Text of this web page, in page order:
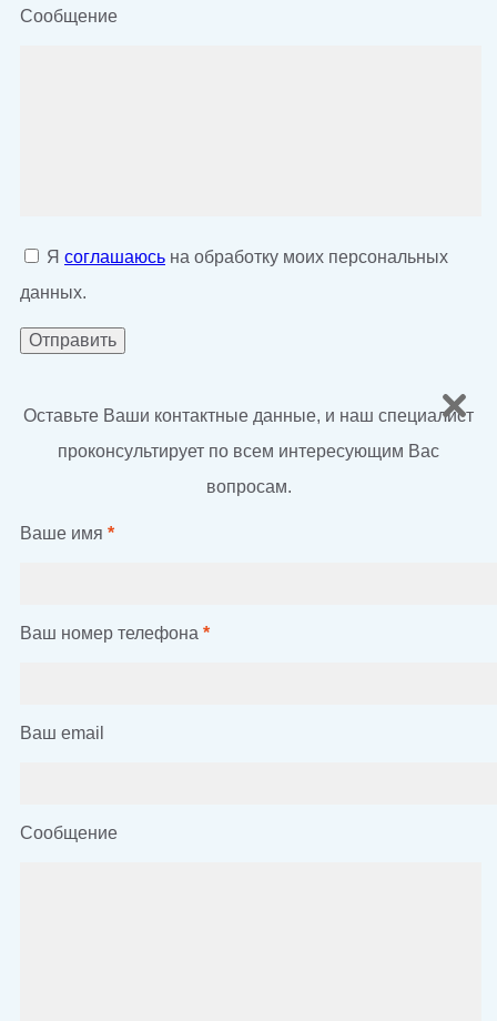
Сообщение
Я соглашаюсь на обработку моих персональных
данных.
Оставьте Ваши контактные данные, и наш специалист
проконсультирует по всем интересующим Вас
вопросам.
Ваше имя *
Ваш номер телефона *
Ваш email
Сообщение